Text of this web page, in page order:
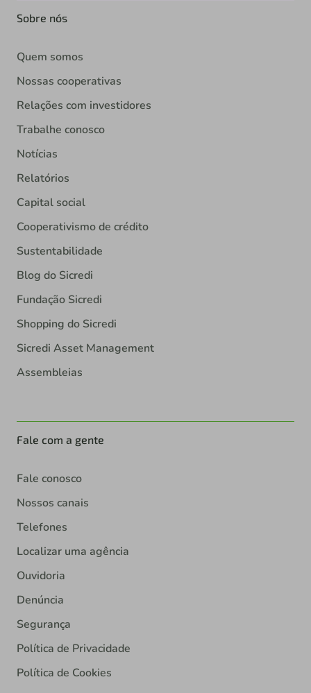
Sobre nós
Quem somos
Nossas cooperativas
Relações com investidores
Trabalhe conosco
Notícias
Relatórios
Capital social
Cooperativismo de crédito
Sustentabilidade
Blog do Sicredi
Fundação Sicredi
Shopping do Sicredi
Sicredi Asset Management
Assembleias
Fale com a gente
Fale conosco
Nossos canais
Telefones
Localizar uma agência
Ouvidoria
Denúncia
Segurança
Política de Privacidade
Política de Cookies